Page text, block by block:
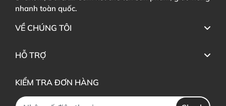
nhanh toàn quốc.
VỀ CHÚNG TÔI
HỖ TRỢ
KIỂM TRA ĐƠN HÀNG